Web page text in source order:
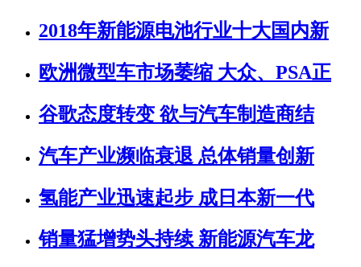
2018年新能源电池行业十大国内新
欧洲微型车市场萎缩 大众、PSA正
谷歌态度转变 欲与汽车制造商结
汽车产业濒临衰退 总体销量创新
氢能产业迅速起步 成日本新一代
销量猛增势头持续 新能源汽车龙